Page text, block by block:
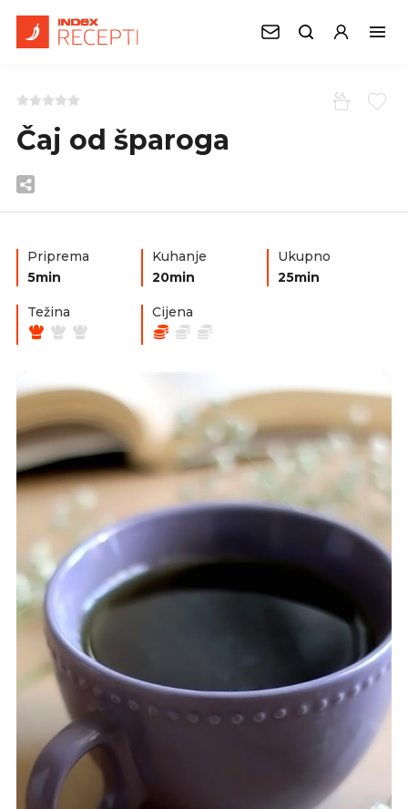
Čaj od šparoga
Priprema
5min
Kuhanje
20min
Ukupno
25min
Težina Cijena